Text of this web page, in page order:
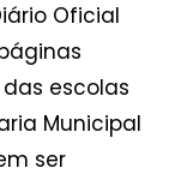
Oficial
escolas
Municipal
ser